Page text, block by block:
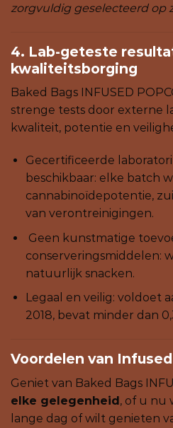
zorgvuldig geselecteerd op
4. Lab-geteste
kwaliteitsborging
Baked Bags INFUSED
strenge tests door externe
kwaliteit, potentie en
Gecertificeerde
beschikbaar: elke batch
cannabinoïdepotentie,
van verontreinigingen.
Geen kunstmatige
conserveringsmiddelen:
natuurlijk snacken.
Legaal en veilig: voldoet
2018, bevat minder dan
Voordelen van
Geniet van Baked Bags
elke gelegenheid, of u nu
lange dag of wilt genieten